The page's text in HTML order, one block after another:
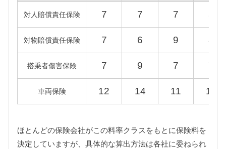
型式 標準税額 13年経過
3CCDA
3CBVY
3CAXZF 58,000円 66,700円
対人賠償責任保険 7 7 7
対物賠償責任保険 7 6 9 8
搭乗者傷害保険 7 9 7
車両保険 12 14 11 13
ほとんどの保険会社がこの料率クラスをもとに保険料を
決定していますが、具体的な算出方法は各社に委ねられ